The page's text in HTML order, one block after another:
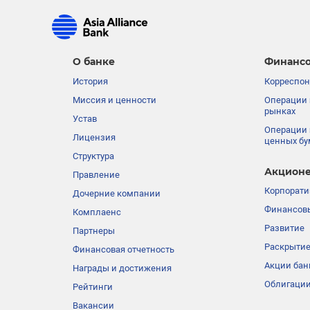
О банке
История
Миссия и ценности
Устав
Лицензия
Структура
Правление
Дочерние компании
Комплаенс
Партнеры
Финансовая отчетность
Награды и достижения
Рейтинги
Вакансии
Операции
рынках
Операции
ценных
Развитие
Акции